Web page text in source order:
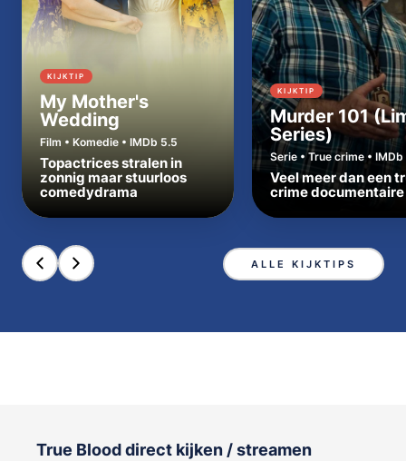
KIJKTIP
My Mother's
Wedding
Film • Komedie • IMDb 5.5
Topactrices stralen in
zonnig maar stuurloos
comedydrama
KIJKTIP
Murder 101
Series)
Serie • True crime • IMDb
Veel meer dan een
crime documentaire
ALLE KIJKTIPS
True Blood direct kijken / streamen